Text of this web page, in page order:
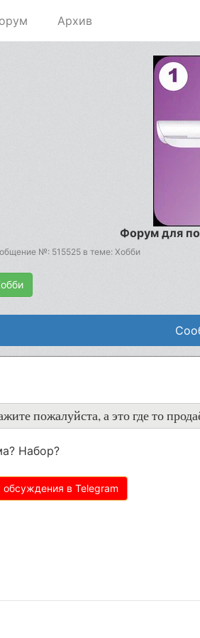
Архив
Форум для
№: 515525 в теме: Хобби
пожалуйста, а это где то
Набор?
обсуждения в Telegram